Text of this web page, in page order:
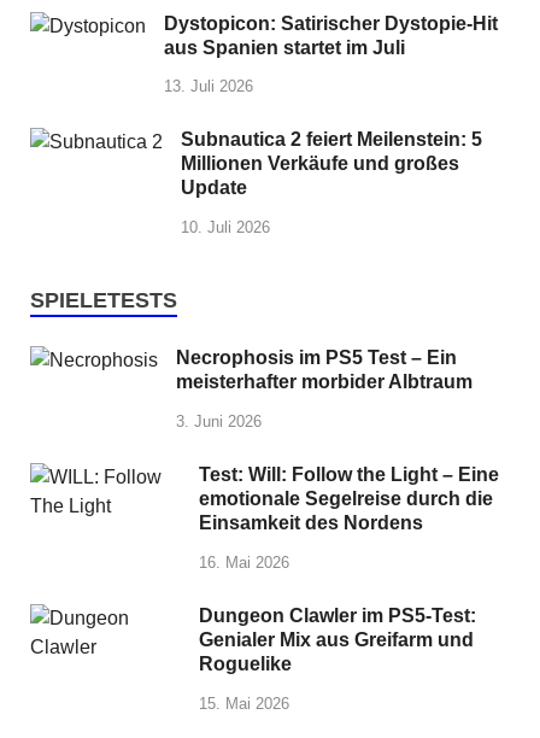
Dystopicon: Satirischer Dystopie-Hit
aus Spanien startet im Juli
13. Juli 2026
Subnautica 2 feiert Meilenstein: 5
Millionen Verkäufe und großes
Update
10. Juli 2026
SPIELETESTS
Necrophosis im PS5 Test – Ein
meisterhafter morbider Albtraum
3. Juni 2026
Test: Will: Follow the Light – Eine
emotionale Segelreise durch die
Einsamkeit des Nordens
16. Mai 2026
Dungeon Clawler im PS5-Test:
Genialer Mix aus Greifarm und
Roguelike
15. Mai 2026